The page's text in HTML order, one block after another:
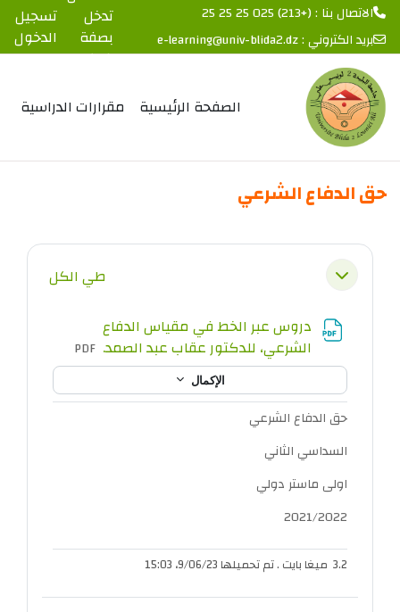
تخطى إلى المحتوى الرئيسي
الاتصال بنا : (+213) 025 25 25 25
بريد الكتروني :e-learning@univ-blida2.dz
تدخل
بصفة
ضيف
تسجيل
الدخول
الصفحة الرئيسية مقرارات الدراسية
حق الدفاع الشرعي
الخطوط العريضة للقسم
طي
طي الكل
دروس عبر الخط في مقياس الدفاع
الشرعي، للدكتور عقاب عبد الصمد. ملف
PDF
الإكمال
حق الدفاع الشرعي
السداسي الثاني
اولى ماستر دولي
2021/2022
3.2 ميغا بايت . تم تحميلها 9/06/23، 15:03